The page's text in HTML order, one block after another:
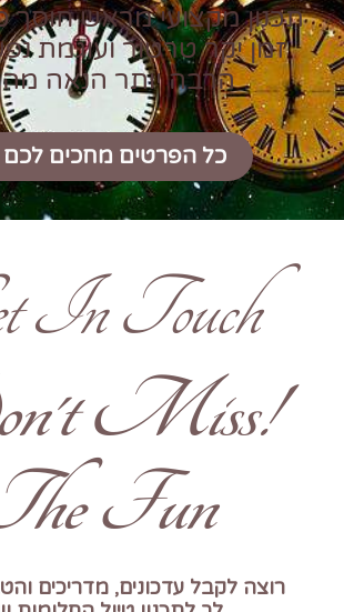
תכנון מקצועי מראש חוסך
זמן יקר טרטור ועוגמת
הרבה יותר הנאה
כל הפרטים מחכים לכם
In Touch
Miss
Fun